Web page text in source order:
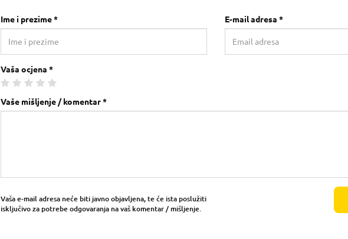
Ime i prezime * E-mail adresa *
Vaša ocjena *
Vaše mišljenje / komentar *
Vaša e-mail adresa neće biti javno objavljena, te će ista poslužiti
isključivo za potrebe odgovaranja na vaš komentar / mišljenje.